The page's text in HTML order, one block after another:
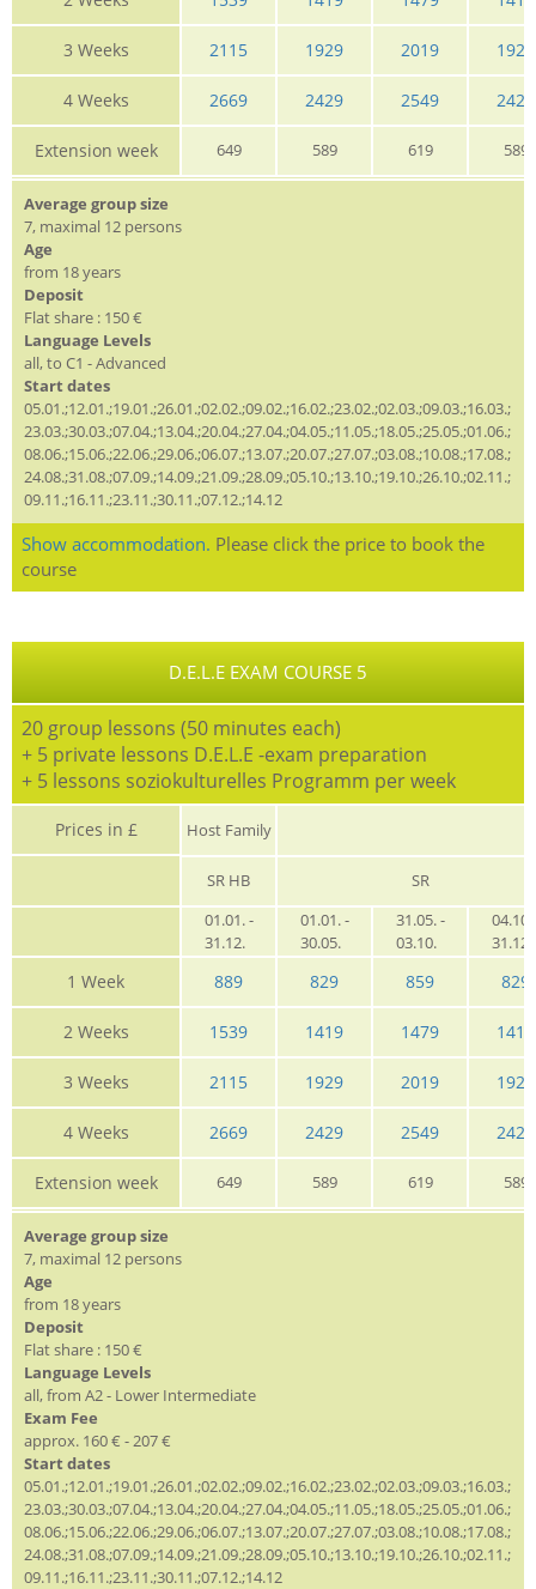
3 Weeks 2115 1929 2019 1929
4 Weeks 2669 2429 2549 2429
Extension week 649 589 619 589
Average group size
7, maximal 12 persons
Age
from 18 years
Deposit
Flat share : 150 €
Language Levels
all, to C1 - Advanced
Start dates
05.01.;12.01.;19.01.;26.01.;02.02.;09.02.;16.02.;23.02.;02.03.;09.03.;16.03.;
23.03.;30.03.;07.04.;13.04.;20.04.;27.04.;04.05.;11.05.;18.05.;25.05.;01.06.;
08.06.;15.06.;22.06.;29.06.;06.07.;13.07.;20.07.;27.07.;03.08.;10.08.;17.08.;
24.08.;31.08.;07.09.;14.09.;21.09.;28.09.;05.10.;13.10.;19.10.;26.10.;02.11.;
09.11.;16.11.;23.11.;30.11.;07.12.;14.12
Show accommodation. Please click the price to book the
course
D.E.L.E EXAM COURSE 5
20 group lessons (50 minutes each)
+ 5 private lessons D.E.L.E -exam preparation
+ 5 lessons soziokulturelles Programm per week
Prices in £ Host Family
SR HB
SR
01.01. -
31.12.
01.01. -
30.05.
31.05. -
03.10.
04.10.
1 Week 889 829 859 829
2 Weeks 1539 1419 1479 1419
3 Weeks 2115 1929 2019 1929
4 Weeks 2669 2429 2549 2429
Extension week 649 589 619 589
Average group size
7, maximal 12 persons
Age
from 18 years
Deposit
Flat share : 150 €
Language Levels
all, from A2 - Lower Intermediate
Exam Fee
approx. 160 € - 207 €
Start dates
05.01.;12.01.;19.01.;26.01.;02.02.;09.02.;16.02.;23.02.;02.03.;09.03.;16.03.;
23.03.;30.03.;07.04.;13.04.;20.04.;27.04.;04.05.;11.05.;18.05.;25.05.;01.06.;
08.06.;15.06.;22.06.;29.06.;06.07.;13.07.;20.07.;27.07.;03.08.;10.08.;17.08.;
24.08.;31.08.;07.09.;14.09.;21.09.;28.09.;05.10.;13.10.;19.10.;26.10.;02.11.;
09.11.;16.11.;23.11.;30.11.;07.12.;14.12